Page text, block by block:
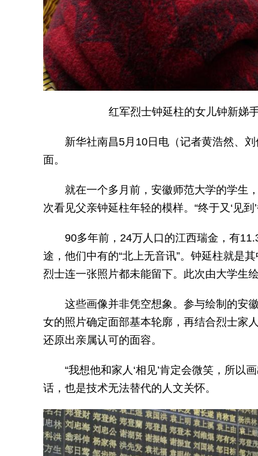
红军烈士钟延柱的女儿钟新娣
新华社南昌5月10日电（记者黄浩然、
面。
就在一个多月前，安徽师范大学的学生
次看见父亲钟延柱年轻的模样。“终于又‘见到’
90多年前，24万人口的江西瑞金，有
途，他们中有的“北上无音讯”。钟延柱就是
烈士连一张照片都未能留下。此次由大学生
这些画像并非凭空想象。参与绘制的安
女的照片确定面部基本轮廓，再结合烈士家
还原出亲属认可的面容。
“我想他和家人‘相见’肯定会微笑，所以
话，也是技术无法替代的人文关怀。